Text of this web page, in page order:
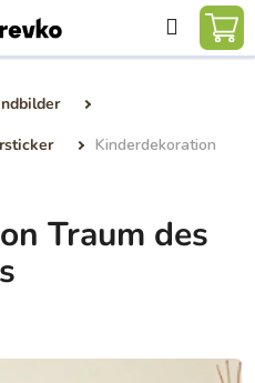
Suchen
Kinderdekoration
Traum des